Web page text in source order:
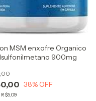
MSM enxofre Organico
900mg
38% OFF
R$5,09